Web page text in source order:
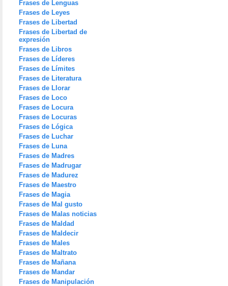
Frases de Lenguas
Frases de Leyes
Frases de Libertad
Frases de Libertad de
expresión
Frases de Libros
Frases de Líderes
Frases de Límites
Frases de Literatura
Frases de Llorar
Frases de Loco
Frases de Locura
Frases de Locuras
Frases de Lógica
Frases de Luchar
Frases de Luna
Frases de Madres
Frases de Madrugar
Frases de Madurez
Frases de Maestro
Frases de Magia
Frases de Mal gusto
Frases de Malas noticias
Frases de Maldad
Frases de Maldecir
Frases de Males
Frases de Maltrato
Frases de Mañana
Frases de Mandar
Frases de Manipulación